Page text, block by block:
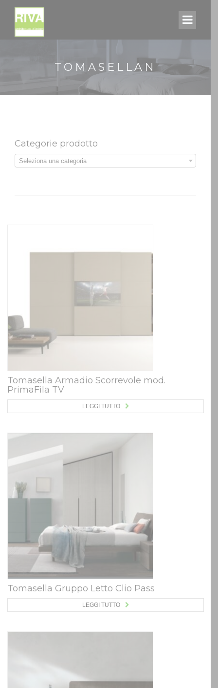
TOMASELLAN
Categorie prodotto
Seleziona una categoria
Tomasella Armadio Scorrevole mod.
PrimaFila TV
LEGGI TUTTO
Tomasella Gruppo Letto Clio Pass
LEGGI TUTTO